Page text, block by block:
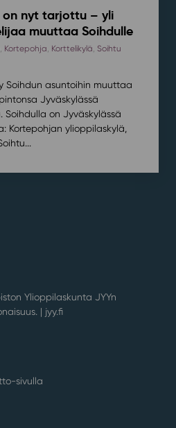
on nyt tarjottu – yli
muuttaa Soihdulle
Kortepohja Korttelikylä Soihtu
Soihdun asuntoihin muuttaa
Jyväskylässä
on Jyväskylässä
Kortepohjan ylioppilaskylä,
Ylioppilaskunta JYYn
| jyy.fi
sivulla